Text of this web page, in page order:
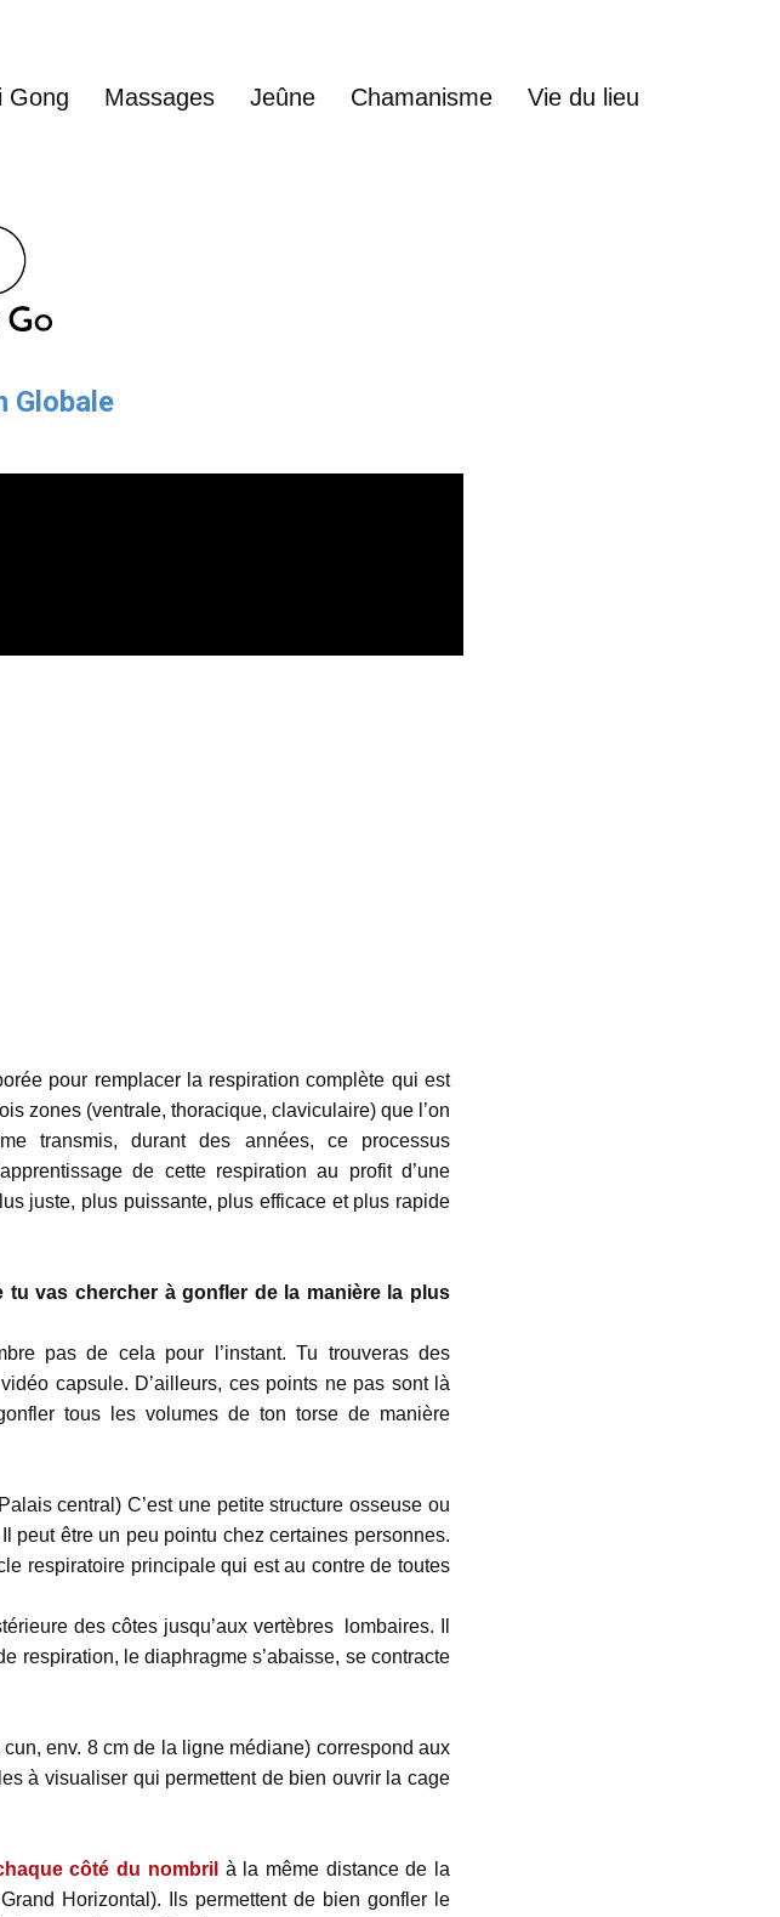
Gong Massages Jeûne Chamanisme Vie du lieu
Globale
pour remplacer la respiration complète qui est
zones (ventrale, thoracique, claviculaire) que l’on
transmis, durant des années, ce processus
de cette respiration au profit d’une
juste, plus puissante, plus efficace et plus rapide
vas chercher à gonfler de la manière la plus
pas de cela pour l’instant. Tu trouveras des
capsule. D’ailleurs, ces points ne pas sont là
tous les volumes de ton torse de manière
central) C’est une petite structure osseuse ou
peut être un peu pointu chez certaines personnes.
respiratoire principale qui est au contre de toutes
des côtes jusqu’aux vertèbres lombaires. Il
respiration, le diaphragme s’abaisse, se contracte
env. 8 cm de la ligne médiane) correspond aux
à visualiser qui permettent de bien ouvrir la cage
côté du nombril à la même distance de la
Horizontal). Ils permettent de bien gonfler le